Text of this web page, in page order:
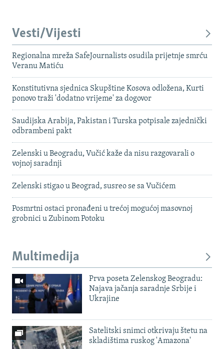
Vesti/Vijesti
Regionalna mreža SafeJournalists osudila prijetnje smrću
Veranu Matiću
Konstitutivna sjednica Skupštine Kosova odložena, Kurti
ponovo traži 'dodatno vrijeme' za dogovor
Saudijska Arabija, Pakistan i Turska potpisale zajednički
odbrambeni pakt
Zelenski u Beogradu, Vučić kaže da nisu razgovarali o
vojnoj saradnji
Zelenski stigao u Beograd, susreo se sa Vučićem
Posmrtni ostaci pronađeni u trećoj mogućoj masovnoj
grobnici u Zubinom Potoku
Multimedija
Prva poseta Zelenskog Beogradu:
Najava jačanja saradnje Srbije i
Ukrajine
Satelitski snimci otkrivaju štetu na
skladištima ruskog 'Amazona'